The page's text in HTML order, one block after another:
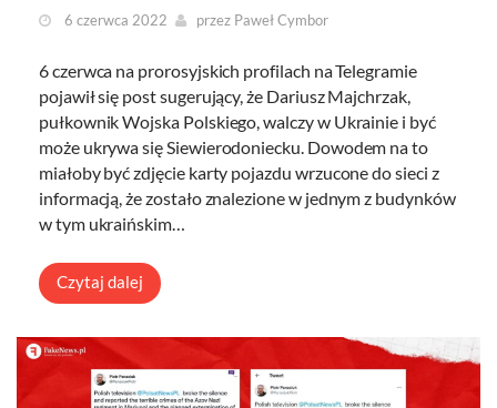
6 czerwca 2022 przez Paweł Cymbor
6 czerwca na prorosyjskich profilach na Telegramie
pojawił się post sugerujący, że Dariusz Majchrzak,
pułkownik Wojska Polskiego, walczy w Ukrainie i być
może ukrywa się Siewierodoniecku. Dowodem na to
miałoby być zdjęcie karty pojazdu wrzucone do sieci z
informacją, że zostało znalezione w jednym z budynków
w tym ukraińskim…
Czytaj dalej